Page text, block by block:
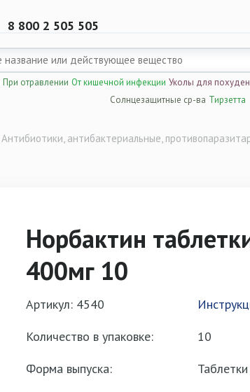
8 800 2 505 505
При отравлении От кишечной инфекции Уколы для
Солнцезащитные ср-ва Тирзетта
Антибиотики, антибактериальные,
Норбактин
400мг 10
Артикул: 4540
Количество в упаковке:
10
Форма выпуска:
Таблетки